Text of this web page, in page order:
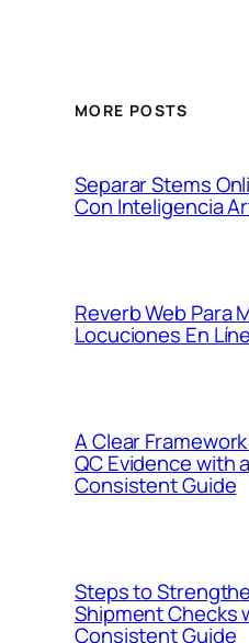
MORE POSTS
Separar Stems
Con Inteligencia
Reverb Web Para
Locuciones En
A Clear
QC Evidence with a
Consistent Guide
Steps to
Shipment Checks
Consistent Guide